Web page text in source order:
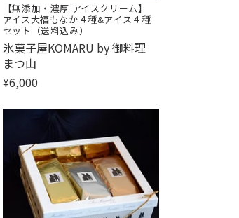
【無添加・濃厚 アイスクリーム】
アイス大福もなか４種&アイス４種
セット（送料込み）
販
売
元:
氷菓子屋KOMARU by 御料理
まつ山
¥6,000